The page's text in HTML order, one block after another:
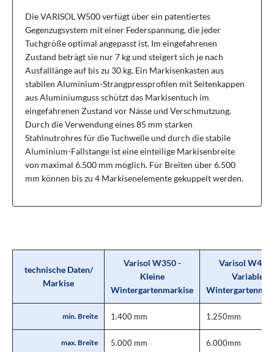
Die VARISOL W500 verfügt über ein patentiertes
Gegenzugsystem mit einer Federspannung, die jeder
Tuchgröße optimal angepasst ist. Im eingefahrenen
Zustand beträgt sie nur 7 kg und steigert sich je nach
Ausfalllänge auf bis zu 30 kg. Ein Markisenkasten aus
stabilen Aluminium-Strangpressprofilen mit Seitenkappen
aus Aluminiumguss schützt das Markisentuch im
eingefahrenen Zustand vor Nässe und Verschmutzung.
Durch die Verwendung eines 85 mm starken
Stahlnutrohres für die Tuchwelle und durch die stabile
Aluminium-Fallstange ist eine einteilige Markisenbreite
von maximal 6.500 mm möglich. Für Breiten über 6.500
mm können bis zu 4 Markisenelemente gekuppelt werden.
technische Daten/
Markise
Varisol W350 -
Kleine
Wintergartenmarkise
Varisol W450
Variable
min. Breite 1.400 mm 1.250mm
max. Breite 5.000 mm 6.000mm